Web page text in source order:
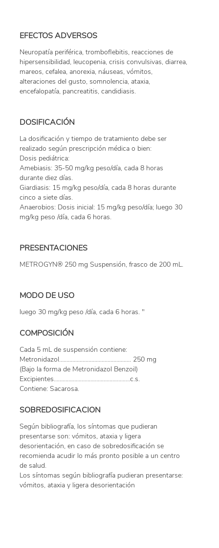
EFECTOS ADVERSOS
Neuropatía periférica, tromboflebitis, reacciones de
hipersensibilidad, leucopenia, crisis convulsivas, diarrea,
mareos, cefalea, anorexia, náuseas, vómitos,
alteraciones del gusto, somnolencia, ataxia,
encefalopatía, pancreatitis, candidiasis.
DOSIFICACIÓN
La dosificación y tiempo de tratamiento debe ser
realizado según prescripción médica o bien:
Dosis pediátrica:
Amebiasis: 35-50 mg/kg peso/día, cada 8 horas
durante diez días.
Giardiasis: 15 mg/kg peso/día, cada 8 horas durante
cinco a siete días.
Anaerobios: Dosis inicial: 15 mg/kg peso/día; luego 30
mg/kg peso /día, cada 6 horas.
PRESENTACIONES
METROGYN® 250 mg Suspensión, frasco de 200 mL.
MODO DE USO
luego 30 mg/kg peso /día, cada 6 horas. "
COMPOSICIÓN
Cada 5 mL de suspensión contiene:
Metronidazol….............................................. 250 mg
(Bajo la forma de Metronidazol Benzoil)
Excipientes…………………………………………….c.s.
Contiene: Sacarosa.
SOBREDOSIFICACION
Según bibliografía, los síntomas que pudieran
presentarse son: vómitos, ataxia y ligera
desorientación, en caso de sobredosificación se
recomienda acudir lo más pronto posible a un centro
de salud.
Los síntomas según bibliografía pudieran presentarse:
vómitos, ataxia y ligera desorientación